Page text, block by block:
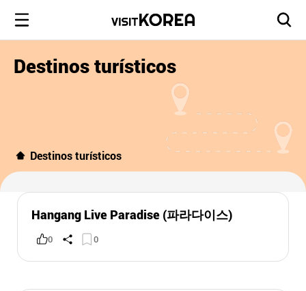
Destinos turísticos
Destinos turísticos
Hangang Live Paradise (파라다이스)
0 0